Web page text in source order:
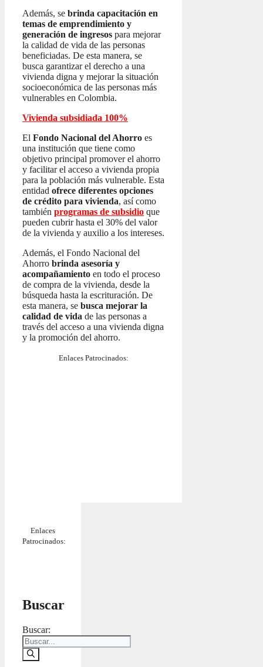
Además, se brinda capacitación en
temas de emprendimiento y
generación de ingresos para mejorar
la calidad de vida de las personas
beneficiadas. De esta manera, se
busca garantizar el derecho a una
vivienda digna y mejorar la situación
socioeconómica de las personas más
vulnerables en Colombia.
Vivienda subsidiada 100%
El Fondo Nacional del Ahorro es
una institución que tiene como
objetivo principal promover el ahorro
y facilitar el acceso a vivienda propia
para la población más vulnerable. Esta
entidad ofrece diferentes opciones
de crédito para vivienda, así como
también programas de subsidio que
pueden cubrir hasta el 30% del valor
de la vivienda y auxilio a los intereses.
Además, el Fondo Nacional del
Ahorro brinda asesoría y
acompañamiento en todo el proceso
de compra de la vivienda, desde la
búsqueda hasta la escrituración. De
esta manera, se busca mejorar la
calidad de vida de las personas a
través del acceso a una vivienda digna
y la promoción del ahorro.
Enlaces Patrocinados:
Enlaces
Patrocinados:
Buscar
Buscar: